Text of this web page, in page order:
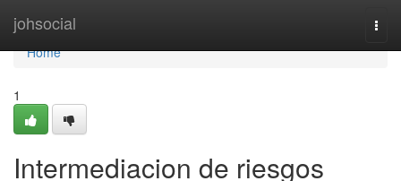
johsocial
Home
Home
1
Intermediacion de riesgos